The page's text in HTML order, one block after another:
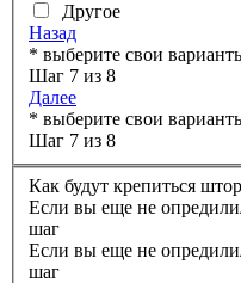
Другое
Назад
* выберите свои
Шаг 7 из 8
Далее
* выберите свои
Шаг 7 из 8
Как будут крепиться
Если вы еще не
шаг
Если вы еще не
шаг